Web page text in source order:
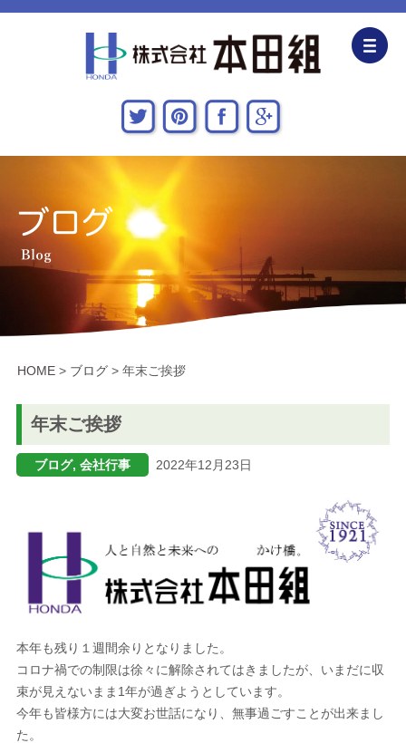
企業情報
CSR活動
主な施工実績
関連会社
お問い合わせ・アクセス
新着情報・地域貢献活動
HOME> ブログ> 年末ご挨拶
年末ご挨拶
ブログ, 会社行事 2022年12月23日
本年も残り１週間余りとなりました。
コロナ禍での制限は徐々に解除されてはきましたが、いまだに収
束が見えないまま1年が過ぎようとしています。
今年も皆様方には大変お世話になり、無事過ごすことが出来まし
た。